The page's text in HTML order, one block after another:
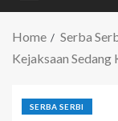
Home
Serba
Kejaksaan
SERBA SERBI